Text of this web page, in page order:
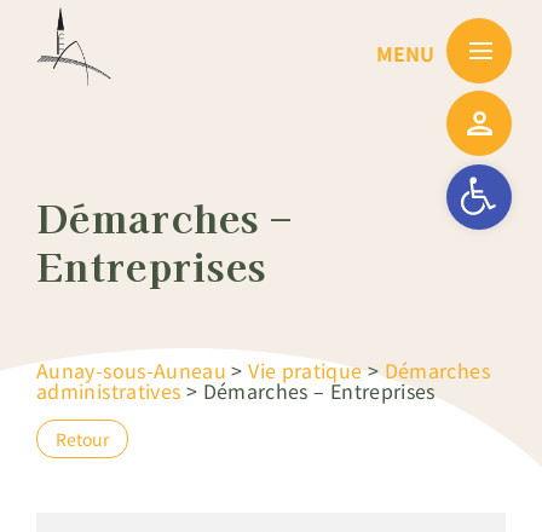
Ouvrir la
Démarches –
Entreprises
Aunay-sous-Auneau >Vie pratique>Démarches
administratives > Démarches – Entreprises
Retour